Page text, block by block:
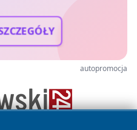
autopromocja